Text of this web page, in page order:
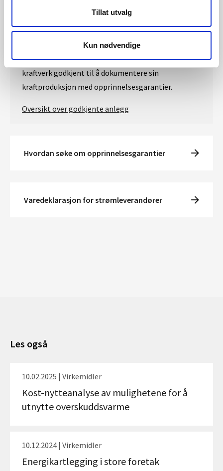
Tillat utvalg
Kun nødvendige
I 2018 ble det utstedt 138 millioner
Ved utgangen av 2018 var om lag 1290 norske
kraftverk godkjent til å dokumentere sin
kraftproduksjon med opprinnelsesgarantier.
Oversikt over godkjente anlegg
Hvordan søke om opprinnelsesgarantier
Varedeklarasjon for strømleverandører
Les også
10.02.2025 | Virkemidler
Kost-nytteanalyse av mulighetene for å
utnytte overskuddsvarme
10.12.2024 | Virkemidler
Energikartlegging i store foretak